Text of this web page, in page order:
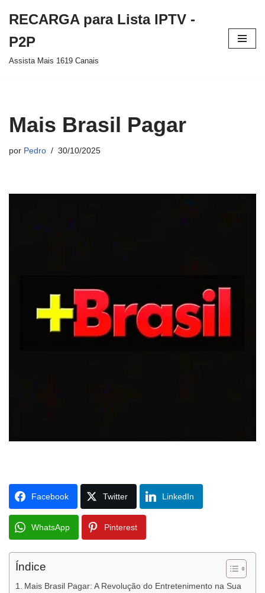
para
o
RECARGA para Lista IPTV -
P2P
Assista Mais 1619 Canais
Mais Brasil Pagar
por Pedro 30/10/2025
Facebook Twitter LinkedIn
WhatsApp Pinterest
Índice
Mais Brasil Pagar: A Revolução do Entretenimento na Sua